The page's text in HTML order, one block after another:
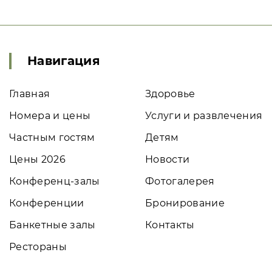
Навигация
Главная
Номера и цены
Частным гостям
Цены 2026
Конференц-залы
Конференции
Банкетные залы
Рестораны
Здоровье
Услуги и развлечения
Детям
Новости
Фотогалерея
Бронирование
Контакты